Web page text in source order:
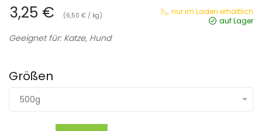
3,25 € (6,50 € / kg)
nur im Laden erhältlich
auf Lager
Geeignet für: Katze, Hund
Größen
500g